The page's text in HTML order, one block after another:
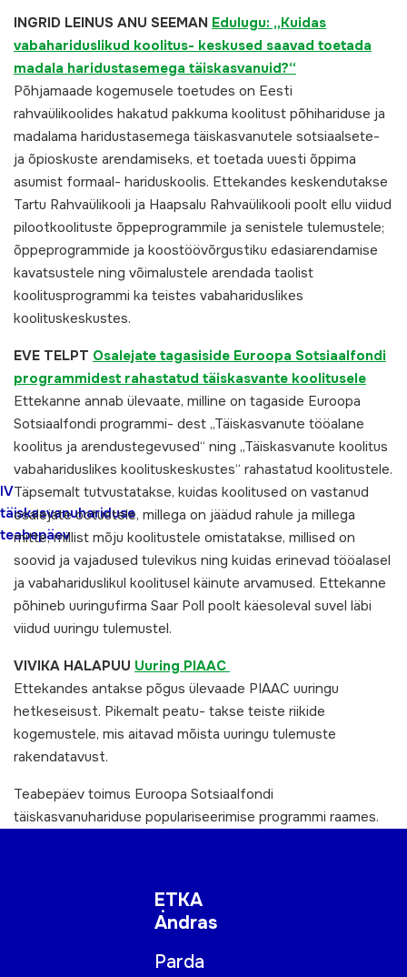
IV
täiskasvanuhariduse
teabepäev
INGRID LEINUS ANU SEEMAN Edulugu: „Kuidas
vabahariduslikud koolitus- keskused saavad toetada
madala haridustasemega täiskasvanuid?“
Põhjamaade kogemusele toetudes on Eesti
rahvaülikoolides hakatud pakkuma koolitust põhihariduse ja
madalama haridustasemega täiskasvanutele sotsiaalsete-
ja õpioskuste arendamiseks, et toetada uuesti õppima
asumist formaal- hariduskoolis. Ettekandes keskendutakse
Tartu Rahvaülikooli ja Haapsalu Rahvaülikooli poolt ellu viidud
pilootkoolituste õppeprogrammile ja senistele tulemustele;
õppeprogrammide ja koostöövõrgustiku edasiarendamise
kavatsustele ning võimalustele arendada taolist
koolitusprogrammi ka teistes vabahariduslikes
koolituskeskustes.
EVE TELPT Osalejate tagasiside Euroopa Sotsiaalfondi
programmidest rahastatud täiskasvante koolitusele
Ettekanne annab ülevaate, milline on tagaside Euroopa
Sotsiaalfondi programmi- dest „Täiskasvanute tööalane
koolitus ja arendustegevused“ ning „Täiskasvanute koolitus
vabahariduslikes koolituskeskustes“ rahastatud koolitustele.
Täpsemalt tutvustatakse, kuidas koolitused on vastanud
osalejate ootustele, millega on jäädud rahule ja millega
mitte, millist mõju koolitustele omistatakse, millised on
soovid ja vajadused tulevikus ning kuidas erinevad tööalasel
ja vabahariduslikul koolitusel käinute arvamused. Ettekanne
põhineb uuringufirma Saar Poll poolt käesoleval suvel läbi
viidud uuringu tulemustel.
VIVIKA HALAPUU Uuring PIAAC
Ettekandes antakse põgus ülevaade PIAAC uuringu
hetkeseisust. Pikemalt peatu- takse teiste riikide
kogemustele, mis aitavad mõista uuringu tulemuste
rakendatavust.
Teabepäev toimus Euroopa Sotsiaalfondi
täiskasvanuhariduse populariseerimise programmi raames.
ETKA
Andras
Parda